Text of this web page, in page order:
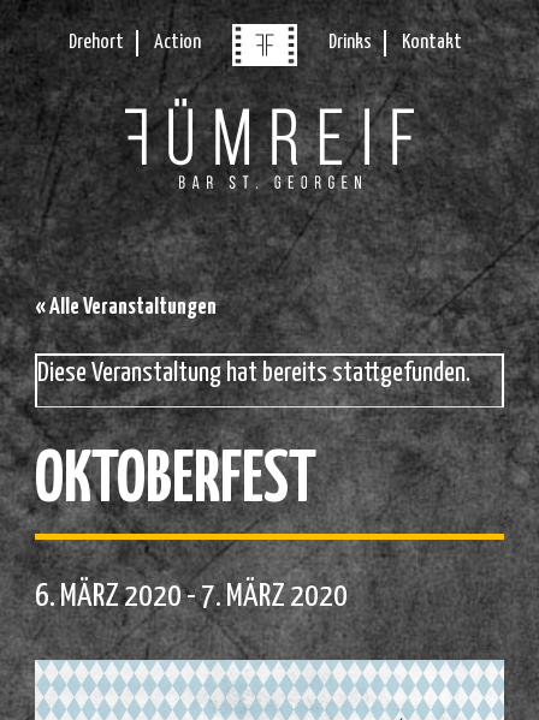
Drehort Action Drinks Kontakt
« Alle Veranstaltungen
Diese Veranstaltung hat bereits stattgefunden.
OKTOBERFEST
6. MÄRZ 2020-7. MÄRZ 2020